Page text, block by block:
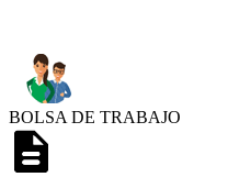
BOLSA DE TRABAJO